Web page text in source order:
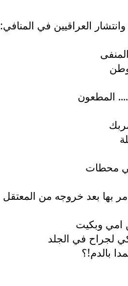
العراقيين في المنافي:
المطعون
محطات
بها بعد خروجه من المعتقل
وبكيت
لجراح في الجلد
بالدم!؟